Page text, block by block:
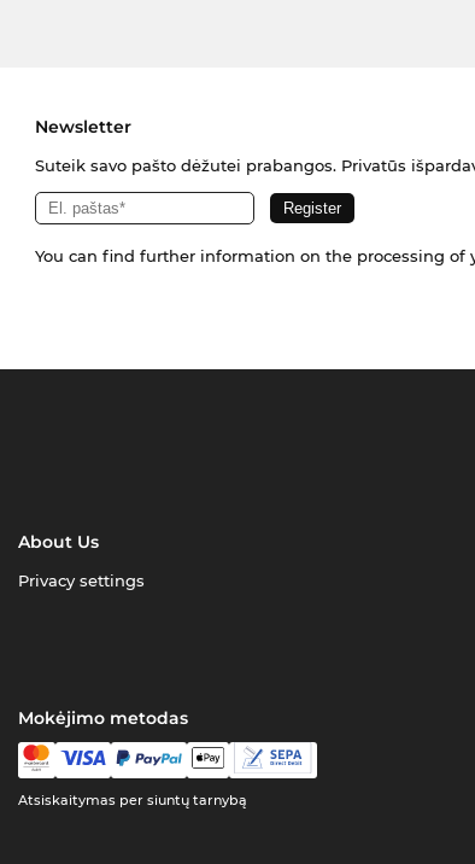
Newsletter
Suteik savo pašto dėžutei prabangos. Privatūs
You can find further information on the processing of
About Us
Privacy settings
Mokėjimo metodas
Atsiskaitymas per siuntų tarnybą